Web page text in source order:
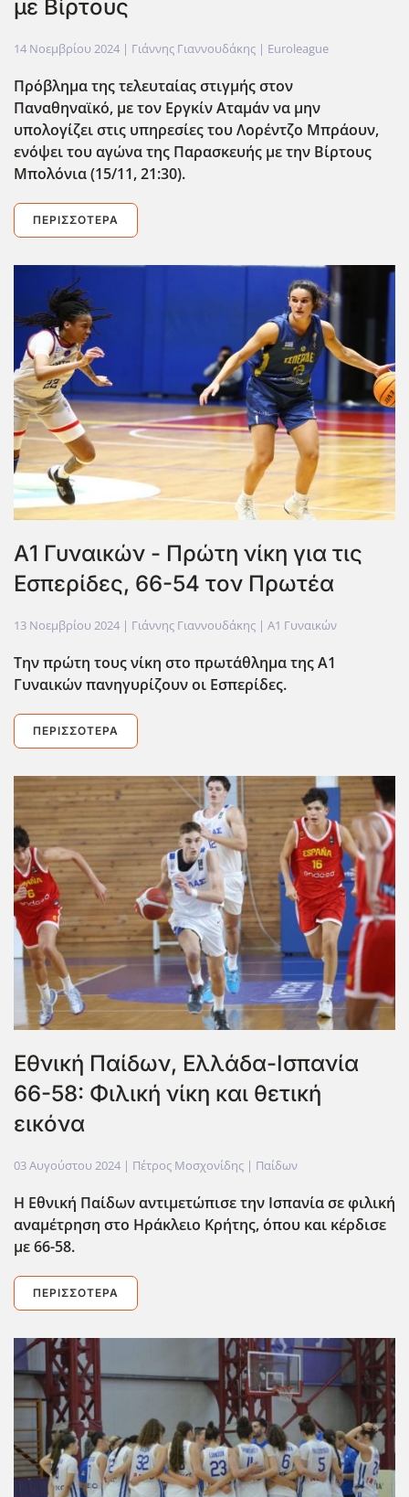
με Βίρτους
14 Νοεμβρίου 2024 | Γιάννης Γιαννουδάκης | Euroleague
Πρόβλημα της τελευταίας στιγμής στον
Παναθηναϊκό, με τον Εργκίν Αταμάν να μην
υπολογίζει στις υπηρεσίες του Λορέντζο Μπράουν,
ενόψει του αγώνα της Παρασκευής με την Βίρτους
Μπολόνια (15/11, 21:30).
ΠΕΡΙΣΣΌΤΕΡΑ
Α1 Γυναικών - Πρώτη νίκη για τις
Εσπερίδες, 66-54 τον Πρωτέα
13 Νοεμβρίου 2024 | Γιάννης Γιαννουδάκης | Α1 Γυναικών
Την πρώτη τους νίκη στο πρωτάθλημα της Α1
Γυναικών πανηγυρίζουν οι Εσπερίδες.
ΠΕΡΙΣΣΌΤΕΡΑ
Εθνική Παίδων, Ελλάδα-Ισπανία
66-58: Φιλική νίκη και θετική
εικόνα
03 Αυγούστου 2024 | Πέτρος Μοσχονίδης | Παίδων
Η Εθνική Παίδων αντιμετώπισε την Ισπανία σε φιλική
αναμέτρηση στο Ηράκλειο Κρήτης, όπου και κέρδισε
με 66-58.
ΠΕΡΙΣΣΌΤΕΡΑ